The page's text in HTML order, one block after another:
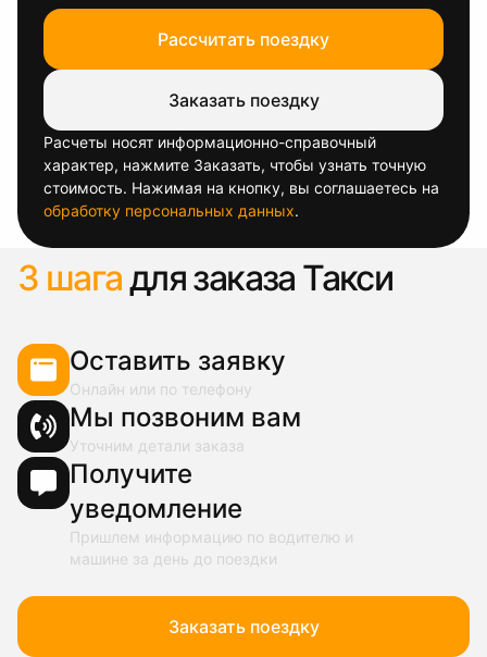
Рассчитать поездку
Заказать поездку
Расчеты носят информационно-справочный
характер, нажмите Заказать, чтобы узнать точную
стоимость. Нажимая на кнопку, вы соглашаетесь на
обработку персональных данных.
3 шагадля заказа Такси
Оставить заявку
Онлайн или по телефону
Мы позвоним вам
Уточним детали заказа
Получите
уведомление
Пришлем информацию по водителю и
машине за день до поездки
Заказать поездку